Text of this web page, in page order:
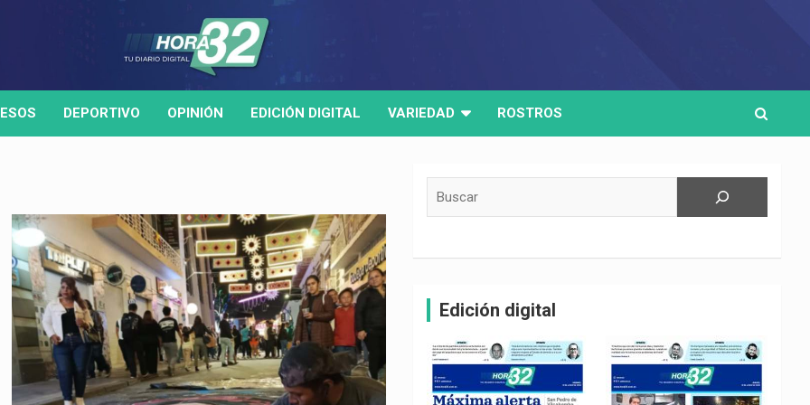
DEPORTIVO OPINIÓN EDICIÓN DIGITAL VARIEDAD ROSTROS
Edición digital